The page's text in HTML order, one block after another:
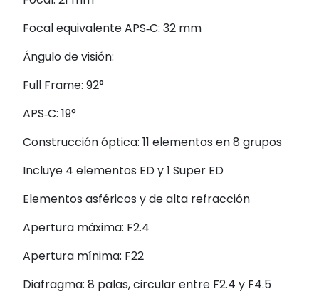
Focal equivalente APS‑C: 32 mm
Ángulo de visión:
Full Frame: 92°
APS‑C: 19°
Construcción óptica: 11 elementos en 8 grupos
Incluye 4 elementos ED y 1 Super ED
Elementos asféricos y de alta refracción
Apertura máxima: F2.4
Apertura mínima: F22
Diafragma: 8 palas, circular entre F2.4 y F4.5